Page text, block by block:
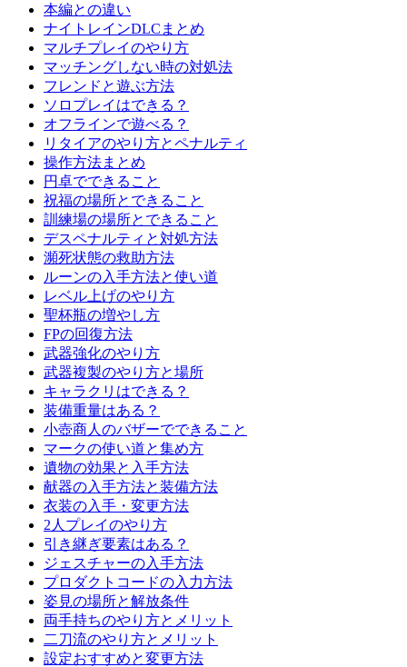
本編との違い
ナイトレインDLCまとめ
マルチプレイのやり方
マッチングしない時の対処法
フレンドと遊ぶ方法
ソロプレイはできる？
オフラインで遊べる？
リタイアのやり方とペナルティ
操作方法まとめ
円卓でできること
祝福の場所とできること
訓練場の場所とできること
デスペナルティと対処方法
瀕死状態の救助方法
ルーンの入手方法と使い道
レベル上げのやり方
聖杯瓶の増やし方
FPの回復方法
武器強化のやり方
武器複製のやり方と場所
キャラクリはできる？
装備重量はある？
小壺商人のバザーでできること
マークの使い道と集め方
遺物の効果と入手方法
献器の入手方法と装備方法
衣装の入手・変更方法
2人プレイのやり方
引き継ぎ要素はある？
ジェスチャーの入手方法
プロダクトコードの入力方法
姿見の場所と解放条件
両手持ちのやり方とメリット
二刀流のやり方とメリット
設定おすすめと変更方法